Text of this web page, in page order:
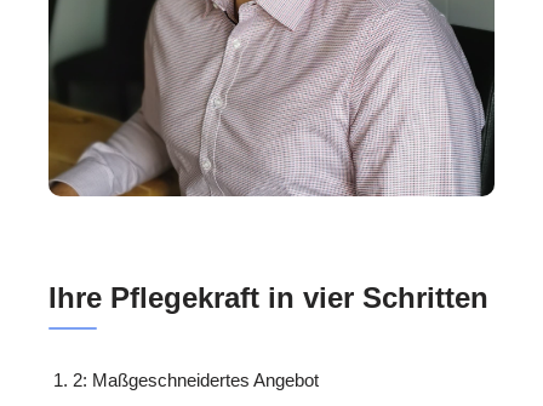
Ihre Pflegekraft in vier Schritten
2: Maßgeschneidertes Angebot